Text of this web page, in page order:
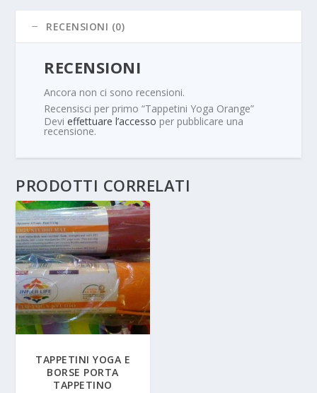
RECENSIONI (0)
RECENSIONI
Ancora non ci sono recensioni.
Recensisci per primo “Tappetini Yoga Orange”
Devieffettuare l’accesso per pubblicare una
recensione.
PRODOTTI CORRELATI
TAPPETINI YOGA E
BORSE PORTA
TAPPETINO